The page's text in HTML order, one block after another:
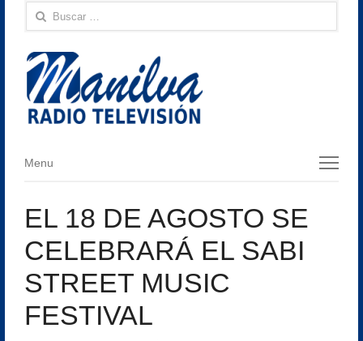
Buscar:
Menu
Menu
EL 18 DE AGOSTO SE
CELEBRARÁ EL SABI
STREET MUSIC
FESTIVAL